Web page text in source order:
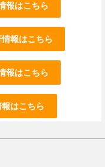
報はこちら
報はこちら
報はこちら
はこちら